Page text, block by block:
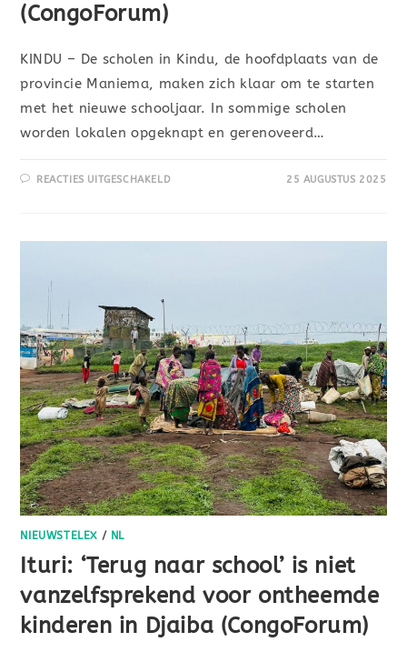
(CongoForum)
KINDU – De scholen in Kindu, de hoofdplaats van de
provincie Maniema, maken zich klaar om te starten
met het nieuwe schooljaar. In sommige scholen
worden lokalen opgeknapt en gerenoveerd…
REACTIES UITGESCHAKELD 25 AUGUSTUS 2025
NIEUWSTELEX / NL
Ituri: ‘Terug naar school’ is niet
vanzelfsprekend voor ontheemde
kinderen in Djaiba (CongoForum)